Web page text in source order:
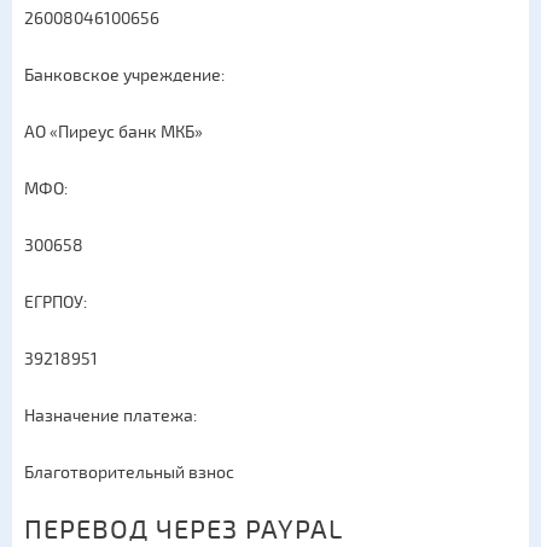
26008046100656
Банковское учреждение:
АО «Пиреус банк МКБ»
МФО:
300658
ЕГРПОУ:
39218951
Назначение платежа:
Благотворительный взнос
ПЕРЕВОД ЧЕРЕЗ PAYPAL